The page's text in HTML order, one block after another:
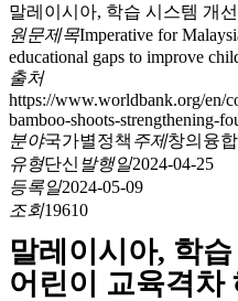
말레이시아, 학습 시스템 개
원문제목Imperative for
educational gaps to improve
출처
https://www.worldbank.org/en/
bamboo-shoots-strengthening-
분야국가별정책 주제창의융
유형단신 발행일2024-04-25
등록일2024-05-09
조회19610
말레이시아, 학
어린이 교육격차